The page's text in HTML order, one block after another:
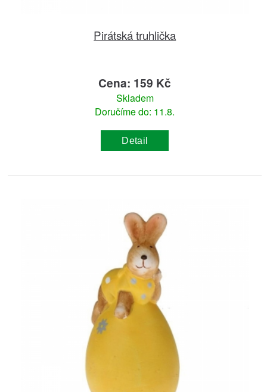
Pirátská truhlička
Cena: 159 Kč
Skladem
Doručíme do: 11.8.
Detail